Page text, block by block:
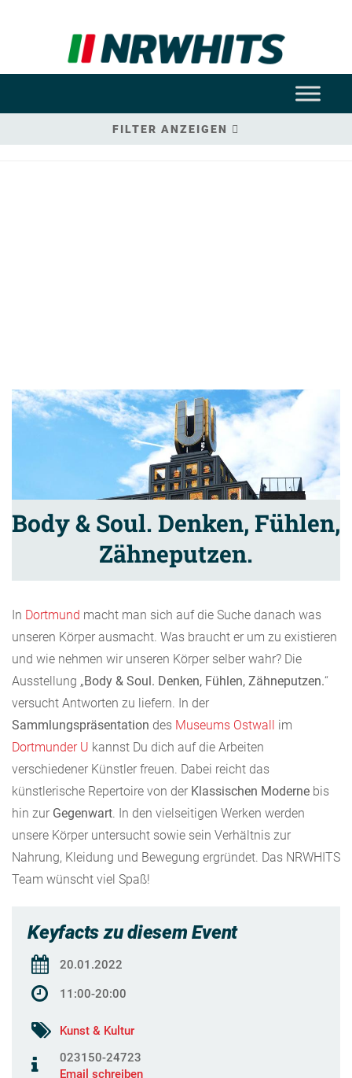
FILTER ANZEIGEN
Body & Soul. Denken, Fühlen,
Zähneputzen.
In Dortmund macht man sich auf die Suche danach was
unseren Körper ausmacht. Was braucht er um zu existieren
und wie nehmen wir unseren Körper selber wahr? Die
Ausstellung „Body & Soul. Denken, Fühlen, Zähneputzen.“
versucht Antworten zu liefern. In der
Sammlungspräsentation des Museums Ostwall im
Dortmunder U kannst Du dich auf die Arbeiten
verschiedener Künstler freuen. Dabei reicht das
künstlerische Repertoire von der Klassischen Moderne bis
hin zur Gegenwart. In den vielseitigen Werken werden
unsere Körper untersucht sowie sein Verhältnis zur
Nahrung, Kleidung und Bewegung ergründet. Das NRWHITS
Team wünscht viel Spaß!
Keyfacts zu diesem Event
20.01.2022
11:00-20:00
Kunst & Kultur
023150-24723
Email schreiben